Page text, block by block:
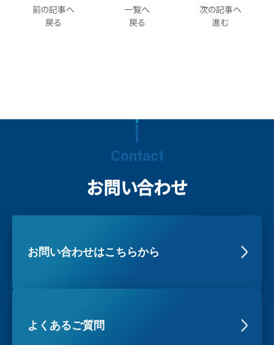
一覧へ
戻る
前の記事へ
戻る
次の記事へ
進む
Contact
お問い合わせ
お問い合わせはこちらから
よくあるご質問